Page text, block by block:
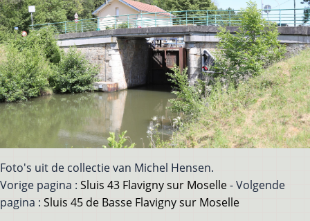
Foto's uit de collectie van Michel Hensen.
Vorige pagina : Sluis 43 Flavigny sur Moselle- Volgende
pagina : Sluis 45 de Basse Flavigny sur Moselle